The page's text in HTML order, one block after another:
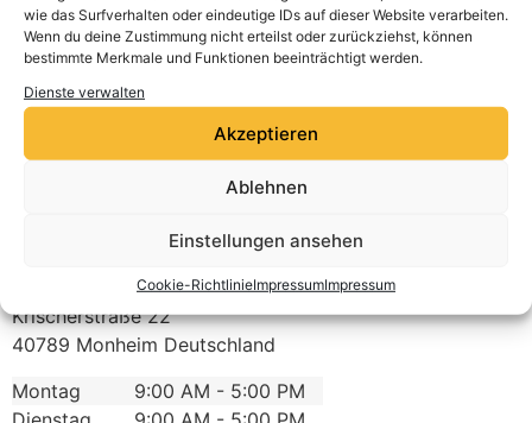
wie das Surfverhalten oder eindeutige IDs auf dieser Website verarbeiten.
Wenn du deine Zustimmung nicht erteilst oder zurückziehst, können
bestimmte Merkmale und Funktionen beeinträchtigt werden.
Dienste verwalten
Akzeptieren
Ablehnen
Einstellungen ansehen
Cookie-RichtlinieImpressumImpressum
expert Hoffmann GmbH
Krischerstraße 22
40789 Monheim Deutschland
Montag
9:00 AM - 5:00 PM